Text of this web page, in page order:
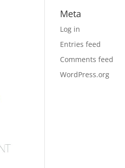
Meta
Log in
Entries feed
Comments feed
WordPress.org